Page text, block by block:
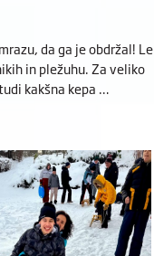
da ga je obdržal! Le
in pležuhu. Za veliko
kakšna kepa …